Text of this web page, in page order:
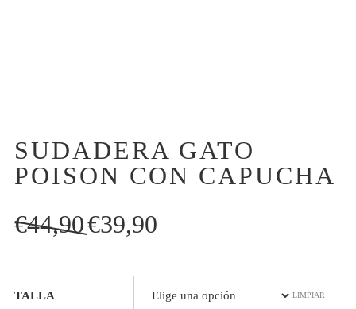
SUDADERA GATO
POISON CON CAPUCHA
€44,90 precio
€39,90precio
es:
€39,90.
TALLA LIMPIAR